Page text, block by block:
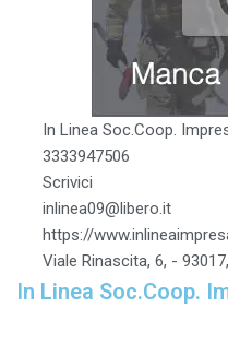
In Linea Soc.Coop.
3333947506
Scrivici
inlinea09@libero.it
https://
Viale Rinascita, 6, -
In Linea Soc.Coop.